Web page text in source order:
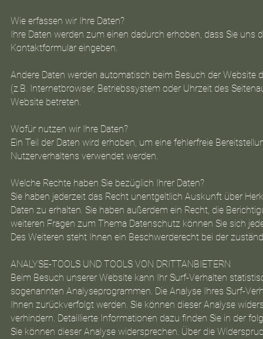
Wie erfassen wir Ihre Daten?
Ihre Daten werden zum einen dadurch erhoben, dass Sie uns
Kontaktformular eingeben.
Andere Daten werden automatisch beim Besuch der Website
(z.B. Internetbrowser, Betriebssystem oder Uhrzeit des
Website betreten.
Wofür nutzen wir Ihre Daten?
Ein Teil der Daten wird erhoben, um eine fehlerfreie
Nutzerverhaltens verwendet werden.
Welche Rechte haben Sie bezüglich Ihrer Daten?
Sie haben jederzeit das Recht unentgeltlich Auskunft über
Daten zu erhalten. Sie haben außerdem ein Recht, die
weiteren Fragen zum Thema Datenschutz können Sie sich
Des Weiteren steht Ihnen ein Beschwerderecht bei der
ANALYSE-TOOLS UND TOOLS VON DRITTANBIETERN
Beim Besuch unserer Website kann Ihr Surf-Verhalten
sogenannten Analyseprogrammen. Die Analyse Ihres Surf-
Ihnen zurückverfolgt werden. Sie können dieser Analyse
verhindern. Detaillierte Informationen dazu finden Sie in der
Sie können dieser Analyse widersprechen. Über die